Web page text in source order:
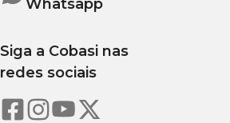
Whatsapp
Siga a Cobasi nas
redes sociais